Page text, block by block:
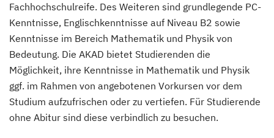
Fachhochschulreife. Des Weiteren sind grundlegende PC-
Kenntnisse, Englischkenntnisse auf Niveau B2 sowie
Kenntnisse im Bereich Mathematik und Physik von
Bedeutung. Die AKAD bietet Studierenden die
Möglichkeit, ihre Kenntnisse in Mathematik und Physik
ggf. im Rahmen von angebotenen Vorkursen vor dem
Studium aufzufrischen oder zu vertiefen. Für Studierende
ohne Abitur sind diese verbindlich zu besuchen.